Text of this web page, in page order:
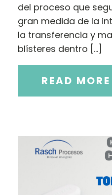
del proceso que
gran medida de la
la transferencia y
blísteres dentro […]
READ MORE